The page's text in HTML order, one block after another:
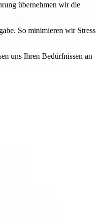
übernehmen wir die
So minimieren wir Stress
uns Ihren Bedürfnissen an